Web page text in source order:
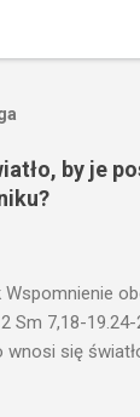
by je
Wspomnienie
Sm 7,18-
wnosi się
I mówił